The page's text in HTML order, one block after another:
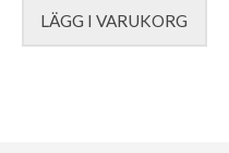
LÄGG I VARUKORG